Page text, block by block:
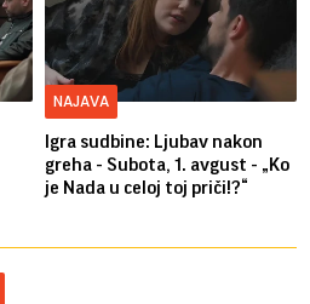
NAJAVA
Igra sudbine: Ljubav nakon
greha - Subota, 1. avgust - „Ko
je Nada u celoj toj priči!?“